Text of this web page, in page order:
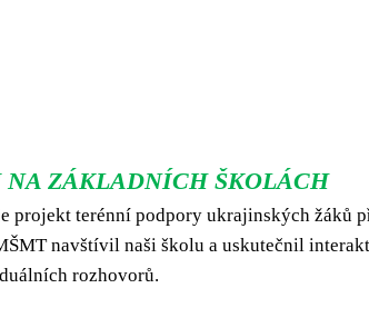
NA ZÁKLADNÍCH ŠKOLÁCH
projekt terénní podpory ukrajinských žáků
navštívil naši školu a uskutečnil
rozhovorů.